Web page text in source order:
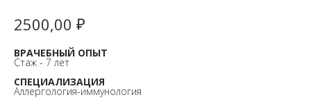
2500,00 ₽
ВРАЧЕБНЫЙ ОПЫТ
Стаж - 7 лет
СПЕЦИАЛИЗАЦИЯ
Аллергология-иммунология